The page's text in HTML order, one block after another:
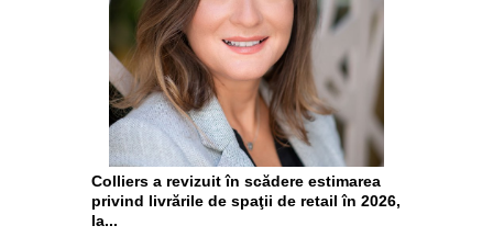
Colliers a revizuit în scădere estimarea
privind livrările de spaţii de retail în 2026,
la...